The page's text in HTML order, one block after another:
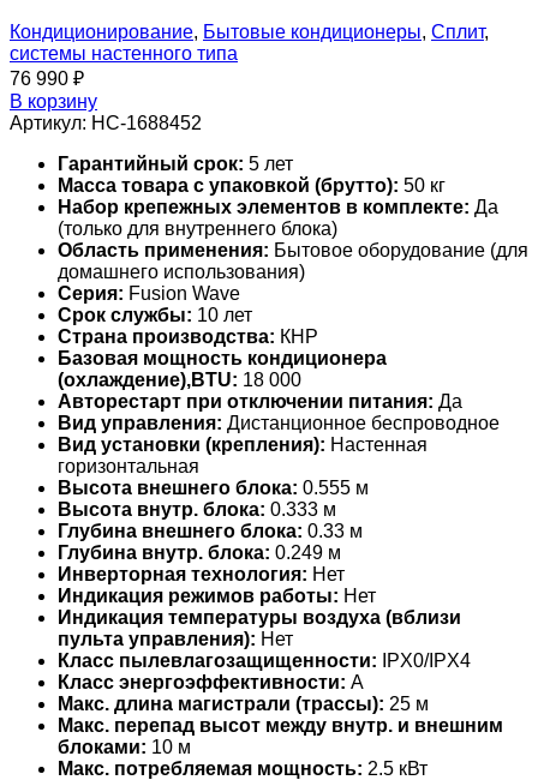
Кондиционирование, Бытовые кондиционеры, Сплит,
системы настенного типа
76 990 ₽
В корзину
Артикул: НС-1688452
Гарантийный срок: 5 лет
Масса товара с упаковкой (брутто): 50 кг
Набор крепежных элементов в комплекте: Да
(только для внутреннего блока)
Область применения: Бытовое оборудование (для
домашнего использования)
Серия: Fusion Wave
Срок службы: 10 лет
Страна производства: КНР
Базовая мощность кондиционера
(охлаждение),BTU: 18 000
Авторестарт при отключении питания: Да
Вид управления: Дистанционное беспроводное
Вид установки (крепления): Настенная
горизонтальная
Высота внешнего блока: 0.555 м
Высота внутр. блока: 0.333 м
Глубина внешнего блока: 0.33 м
Глубина внутр. блока: 0.249 м
Инверторная технология: Нет
Индикация режимов работы: Нет
Индикация температуры воздуха (вблизи
пульта управления): Нет
Класс пылевлагозащищенности: IPX0/IPX4
Класс энергоэффективности: A
Макс. длина магистрали (трассы): 25 м
Макс. перепад высот между внутр. и внешним
блоками: 10 м
Макс. потребляемая мощность: 2.5 кВт